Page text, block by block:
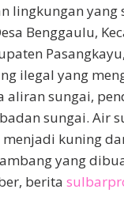
lingkungan yang
Benggaulu,
ilegal yang
aliran sungai,
sungai. Air
kuning
yang
berita